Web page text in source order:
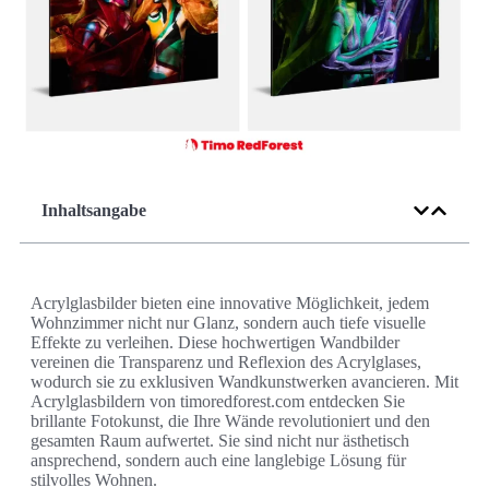
Inhaltsangabe
Acrylglasbilder bieten eine innovative Möglichkeit, jedem
Wohnzimmer nicht nur Glanz, sondern auch tiefe visuelle
Effekte zu verleihen. Diese hochwertigen Wandbilder
vereinen die Transparenz und Reflexion des Acrylglases,
wodurch sie zu exklusiven Wandkunstwerken avancieren. Mit
Acrylglasbildern von timoredforest.com entdecken Sie
brillante Fotokunst, die Ihre Wände revolutioniert und den
gesamten Raum aufwertet. Sie sind nicht nur ästhetisch
ansprechend, sondern auch eine langlebige Lösung für
stilvolles Wohnen.